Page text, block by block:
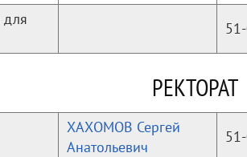
для
РЕКТОРАТ
ХАХОМОВ Сергей
Анатольевич